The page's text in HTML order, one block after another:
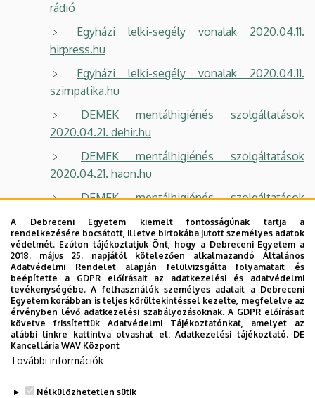
rádió
Egyházi lelki-segély vonalak 2020.04.11.
hirpress.hu
Egyházi lelki-segély vonalak 2020.04.11.
szimpatika.hu
DEMEK mentálhigiénés szolgáltatások
2020.04.21. dehir.hu
DEMEK mentálhigiénés szolgáltatások
2020.04.21. haon.hu
DEMEK mentálhigiénés szolgáltatások
2020.04.21. civishir.hu
DEMEK mentálhigiénés szolgáltatások
2020.04.21. hirstart.hu
A digitális világ veszélyei – DE nyilatkozó
04:24 2020.04.27. Debrecen TV - Napszemle
televízió
Eltűnt gyerekek világnapja – egyetemi
nyilatkozó 08:20-tól 2020.05.25. Debrecen TV -
A Debreceni Egyetem kiemelt fontosságúnak tartja a
rendelkezésére bocsátott, illetve birtokába jutott személyes adatok
védelmét. Ezúton tájékoztatjuk Önt, hogy a Debreceni Egyetem a
2018. május 25. napjától kötelezően alkalmazandó Általános
Adatvédelmi Rendelet alapján felülvizsgálta folyamatait és
beépítette a GDPR előírásait az adatkezelési és adatvédelmi
tevékenységébe. A felhasználók személyes adatait a Debreceni
Egyetem korábban is teljes körültekintéssel kezelte, megfelelve az
érvényben lévő adatkezelési szabályozásoknak. A GDPR előírásait
követve frissítettük Adatvédelmi Tájékoztatónkat, amelyet az
alábbi linkre kattintva olvashat el:Adatkezelési tájékoztató. DE
Kancellária WAV Központ
További információk
Nélkülözhetetlen sütik